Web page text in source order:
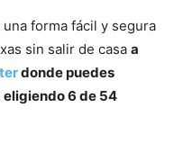
forma fácil y segura
sin salir de casa a
donde puedes
6 de 54